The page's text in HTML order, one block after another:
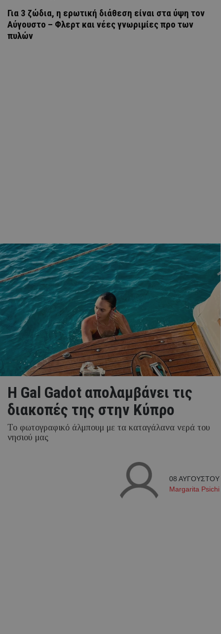
Για 3 ζώδια, η ερωτική διάθεση είναι στα ύψη τον
Αύγουστο – Φλερτ και νέες γνωριμίες προ των
πυλών
Η Gal Gadot απολαμβάνει τις
διακοπές της στην Κύπρο
Το φωτογραφικό άλμπουμ με τα καταγάλανα νερά του
νησιού μας
08 ΑΥΓΟΥΣΤΟΥ
Margarita Psichi